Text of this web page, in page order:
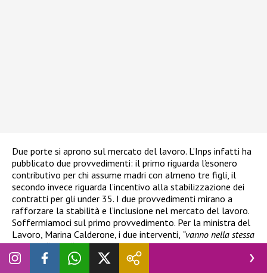
Due porte si aprono sul mercato del lavoro. L’Inps infatti ha
pubblicato due provvedimenti: il primo riguarda l’esonero
contributivo per chi assume madri con almeno tre figli, il
secondo invece riguarda l’incentivo alla stabilizzazione dei
contratti per gli under 35. I due provvedimenti mirano a
rafforzare la stabilità e l’inclusione nel mercato del lavoro.
Soffermiamoci sul primo provvedimento. Per la ministra del
Lavoro, Marina Calderone, i due interventi, “vanno nella stessa
direzione“, cioè “più lavoro stabile, più inclusione, più
opportunità”
e le domande potranno già essere presentate